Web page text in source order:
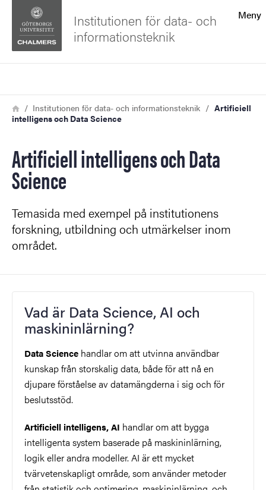
Sidfoten
Om webbplatsen
Meny
Institutionen för data- och
informationsteknik
Länkstig
HemInstitutionen för data- och informationsteknik
Artificiell
intelligens och Data Science
Artificiell intelligens och Data
Science
Temasida med exempel på institutionens
forskning, utbildning och utmärkelser inom
området.
Vad är Data Science, AI och
maskininlärning?
Data Science handlar om att utvinna användbar
kunskap från storskalig data, både för att nå en
djupare förståelse av datamängderna i sig och för
beslutsstöd.
Artificiell intelligens, AI handlar om att bygga
intelligenta system baserade på maskininlärning,
logik eller andra modeller. AI är ett mycket
tvärvetenskapligt område, som använder metoder